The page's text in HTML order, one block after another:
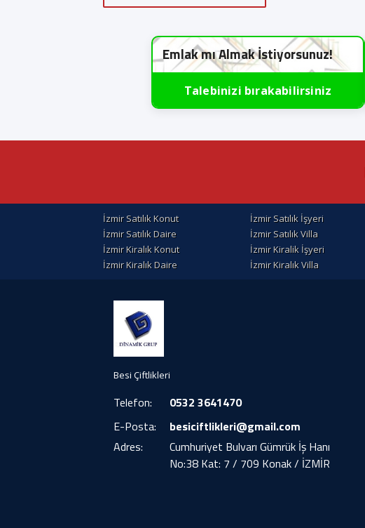
Emlak mı Almak İstiyorsunuz!
Talebinizi bırakabilirsiniz
İzmir Satılık Konut İzmir Satılık İşyeri
İzmir Satılık Daire
İzmir Satılık Villa
İzmir Kiralık Konut
İzmir Kiralik İşyeri
İzmir Kiralık Daire
İzmir Kiralık Villa
Besi Çiftlikleri
Telefon:
0532 3641470
E-Posta:
besiciftlikleri@gmail.com
Adres:
Cumhuriyet Bulvarı Gümrük İş Hanı
No:38 Kat: 7 / 709 Konak / İZMİR